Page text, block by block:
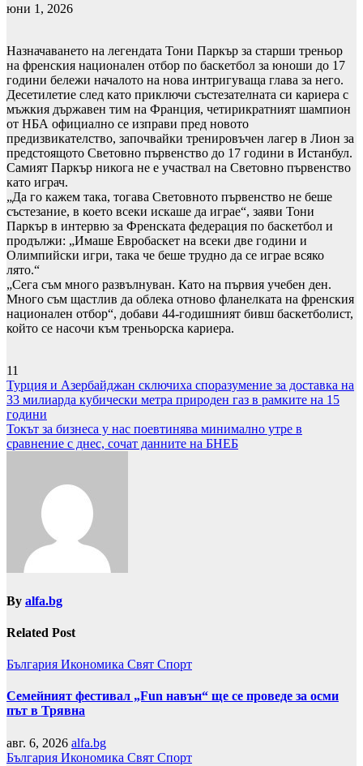
юни 1, 2026
Назначаването на легендата Тони Паркър за старши треньор
на френския национален отбор по баскетбол за юноши до 17
години бележи началото на нова интригуваща глава за него.
Десетилетие след като приключи състезателната си кариера с
мъжкия държавен тим на Франция, четирикратният шампион
от НБА официално се изправи пред новото
предизвикателство, започвайки тренировъчен лагер в Лион за
предстоящото Световно първенство до 17 години в Истанбул.
Самият Паркър никога не е участвал на Световно първенство
като играч.
„Да го кажем така, тогава Световното първенство не беше
състезание, в което всеки искаше да играе“, заяви Тони
Паркър в интервю за Френската федерация по баскетбол и
продължи: „Имаше Евробаскет на всеки две години и
Олимпийски игри, така че беше трудно да се играе всяко
лято.“
„Сега съм много развълнуван. Като на първия учебен ден.
Много съм щастлив да облека отново фланелката на френския
национален отбор“, добави 44-годишният бивш баскетболист,
който се насочи към треньорска кариера.
11
Навигация
Турция и Азербайджан сключиха споразумение за доставка на
33 милиарда кубически метра природен газ в рамките на 15
години
Токът за бизнеса у нас поевтинява минимално утре в
сравнение с днес, сочат данните на БНЕБ
By alfa.bg
Related Post
България Икономика Свят Спорт
Семейният фестивал „Fun навън“ ще се проведе за осми
път в Трявна
авг. 6, 2026 alfa.bg
България Икономика Свят Спорт